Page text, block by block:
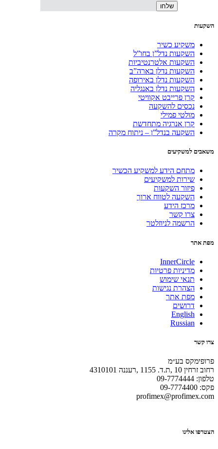
השקעות
משקיע כשיר
השקעות נדל”ן בחו”ל
השקעות אלטרנטיביות
השקעות נדלן בארה”ב
השקעות נדלן באירופה
השקעות נדלן באנגליה
קרן פרייבט אקוויטי
נכסים להשקעה
מולטי פמילי
קרן אנרגיה מתחדשת
השקעה בנדל”ן – ניתוח מקרה
משאבים למשקיעים
מתחם הידע למשקיע הכשיר
שירות למשקיעים
פיזור השקעות
השקעה לטווח ארוך
מרכז הידע
צרו קשר
הרשמה לניוזלטר
מפת אתר
InnerCircle
מדיניות פרטיות
תנאי שימוש
הצהרת נגישות
מפת אתר
דרושים
English
Russian
צרו קשר
פרופימקס בע״מ
רחוב זרחין 10 ,ת.ד. 1155 ,רעננה 4310101
טלפון: 09-7774444
פקס: 09-7774400
profimex@profimex.com
הצטרפו אלינו